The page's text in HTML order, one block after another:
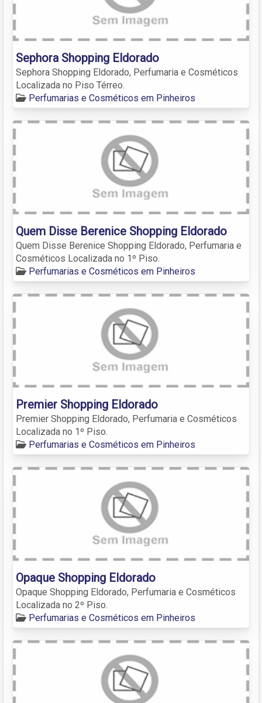
Sephora Shopping Eldorado
Sephora Shopping Eldorado, Perfumaria e Cosméticos
Localizada no Piso Térreo.
Perfumarias e Cosméticos em Pinheiros
Quem Disse Berenice Shopping Eldorado
Quem Disse Berenice Shopping Eldorado, Perfumaria e
Cosméticos Localizada no 1º Piso.
Perfumarias e Cosméticos em Pinheiros
Premier Shopping Eldorado
Premier Shopping Eldorado, Perfumaria e Cosméticos
Localizada no 1º Piso.
Perfumarias e Cosméticos em Pinheiros
Opaque Shopping Eldorado
Opaque Shopping Eldorado, Perfumaria e Cosméticos
Localizada no 2º Piso.
Perfumarias e Cosméticos em Pinheiros